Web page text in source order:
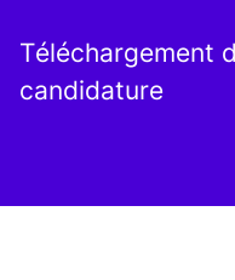
Téléchargement
candidature